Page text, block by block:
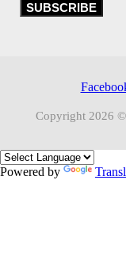
SUBSCRIBE
Copyright 2026 ©
Powered by